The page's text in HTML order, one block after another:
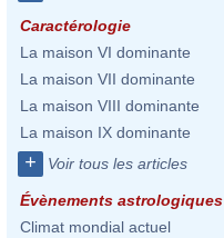
Caractérologie
La maison VI dominante
La maison VII dominante
La maison VIII dominante
La maison IX dominante
+ Voir tous les articles
Évènements astrologiques
Climat mondial actuel